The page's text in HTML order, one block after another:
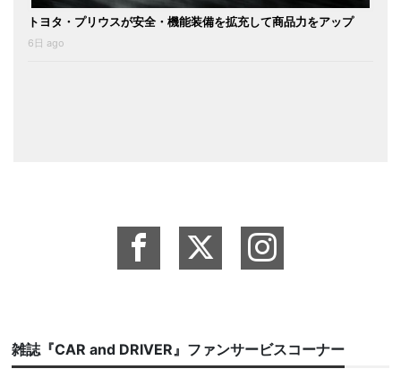
トヨタ・プリウスが安全・機能装備を拡充して商品力をアップ
6日 ago
雑誌『CAR and DRIVER』ファンサービスコーナー